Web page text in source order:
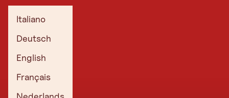
Italiano
Deutsch
English
Français